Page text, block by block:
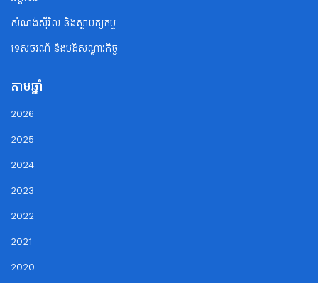
សំណង់ស៊ីវិល និងស្ថាបត្យកម្ម
ទេសចរណ័ និងបដិសណ្ឋារកិច្ច
តាមឆ្នាំ
2026
2025
2024
2023
2022
2021
2020